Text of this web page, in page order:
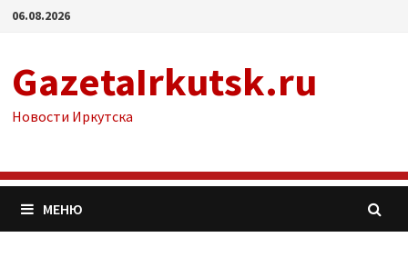
Перейти
06.08.2026
GazetaIrkutsk.ru
Новости Иркутска
МЕНЮ